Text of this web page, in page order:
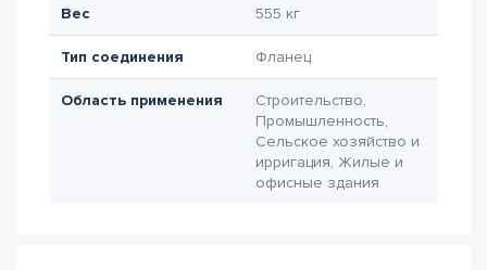
Вес 555 кг
Тип соединения Фланец
Область применения
Строительство,
Промышленность,
Сельское хозяйство и
ирригация, Жилые и
офисные здания